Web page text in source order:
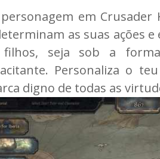
personagem em
as suas ações
seja sob a
Personaliza o
digno de todas as